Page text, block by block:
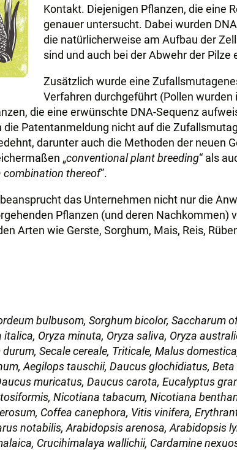
Kontakt. Diejenigen Pflanzen, die eine
genauer untersucht. Dabei wurden
die natürlicherweise am Aufbau der
sind und auch bei der Abwehr der Pilze
Zusätzlich wurde eine
Verfahren durchgeführt (Pollen wurden
die eine erwünschte DNA-Sequenz
die Patentanmeldung nicht auf die
darunter auch die Methoden der neuen
„conventional plant breeding“ als
combination thereof”.
das Unternehmen nicht nur die
Pflanzen (und deren Nachkommen)
Arten wie Gerste, Sorghum, Mais, Reis,
bulbusom, Sorghum bicolor, Saccharum
Oryza minuta, Oryza saliva, Oryza
Secale cereale, Triticale, Malus
Aegilops tauschii, Daucus glochidiatus,
muricatus, Daucus carota, Eucalyptus
Nicotiana tabacum, Nicotiana
Coffea canephora, Vitis vinifera,
notabilis, Arabidopsis arenosa, Arabidopsis
Crucihimalaya wallichii, Cardamine